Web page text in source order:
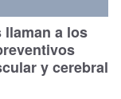
a los
y cerebral